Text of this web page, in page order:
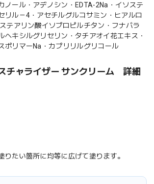
ノール・アデノシン・EDTA-2Na・イソステ
リル－4・アセチルグルコサミン・ヒアルロ
テアリン酸イソプロピルチタン・フナバラ
ヘキシルグリセリン・タチアオイ花エキス・
ポリマーNa・カプリリルグリコール
チャライザー サンクリーム 詳細
りたい箇所に均等に広げて塗ります。